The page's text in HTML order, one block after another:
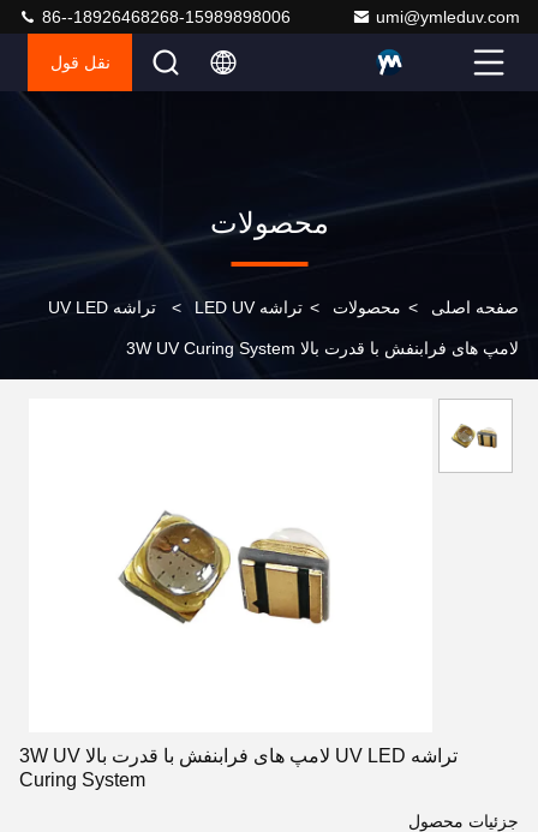
umi@ymleduv.com
86--18926468268-15989898006
نقل قول
محصولات
صفحه اصلی > محصولات > تراشه LED UV > تراشه UV LED
لامپ های فرابنفش با قدرت بالا 3W UV Curing System
تراشه UV LED لامپ های فرابنفش با قدرت بالا 3W UV
Curing System
جزئیات محصول